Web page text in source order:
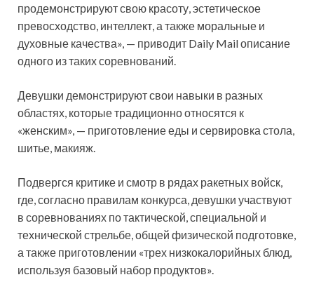
продемонстрируют свою красоту, эстетическое
превосходство, интеллект, а также моральные и
духовные качества», — приводит Daily Mail описание
одного из таких соревнований.
Девушки демонстрируют свои навыки в разных
областях, которые традиционно относятся к
«женским», — приготовление еды и сервировка стола,
шитье, макияж.
Подвергся критике и смотр в рядах ракетных войск,
где, согласно правилам конкурса, девушки участвуют
в соревнованиях по тактической, специальной и
технической стрельбе, общей физической подготовке,
а также приготовлении «трех низкокалорийных блюд,
используя базовый набор продуктов».